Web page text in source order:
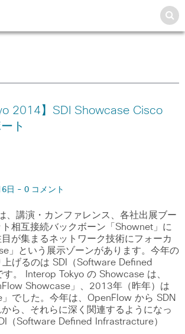
2014】SDI Showcase Cisco
ト
6日 - 0 コメント
、講演・カンファレンス、各社出展ブー
相互接続バックボーン「Shownet」に
が集まるネットワーク技術にフォーカ
」という展示ゾーンがあります。今年の
げるのは SDI（Software Defined
す。 Interop Tokyo の Showcase は、
Showcase」、2013年（昨年）は
」でした。今年は、OpenFlow から SDN
ら、それらに深く関連するようになっ
（Software Defined Infrastracture）